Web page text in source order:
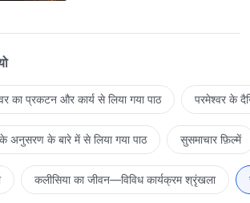
का प्रकटन और कार्य से लिया गया पाठ परमेश्वर के
के बारे में से लिया गया पाठ सुसमाचार फ़िल्में
कलीसिया का जीवन—विविध कार्यक्रम श्रृंखला